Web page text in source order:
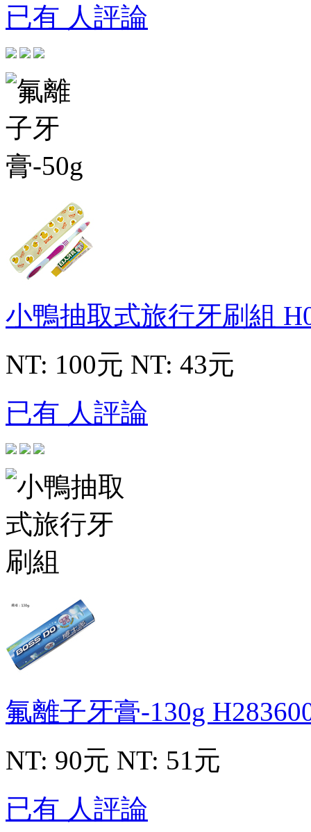
已有 人評論
小鴨抽取式旅行牙刷組
NT: 100元 NT: 43元
已有 人評論
氟離子牙膏-130g
NT: 90元 NT: 51元
已有 人評論